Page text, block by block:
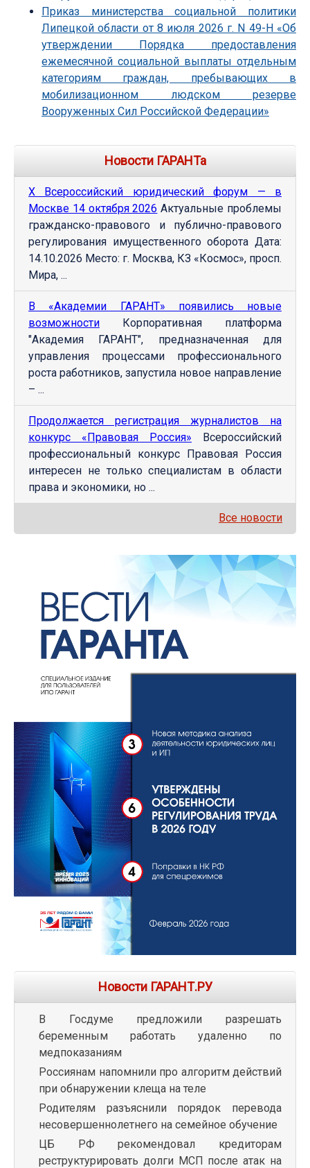
Приказ министерства социальной политики
Липецкой области от 8 июля 2026 г. N 49-Н «Об
утверждении Порядка предоставления
ежемесячной социальной выплаты отдельным
категориям граждан, пребывающих в
мобилизационном людском резерве
Вооруженных Сил Российской Федерации»
Новости ГАРАНТа
Х Всероссийский юридический форум — в
Москве 14 октября 2026 Актуальные проблемы
гражданско-правового и публично-правового
регулирования имущественного оборота Дата:
14.10.2026 Место: г. Москва, КЗ «Космос», просп.
Мира, ...
В «Академии ГАРАНТ» появились новые
возможности Корпоративная платформа
"Академия ГАРАНТ", предназначенная для
управления процессами профессионального
роста работников, запустила новое направление
– ...
Продолжается регистрация журналистов на
конкурс «Правовая Россия» Всероссийский
профессиональный конкурс Правовая Россия
интересен не только специалистам в области
права и экономики, но ...
Все новости
Новости ГАРАНТ.РУ
В Госдуме предложили разрешать
беременным работать удаленно по
медпоказаниям
Россиянам напомнили про алгоритм действий
при обнаружении клеща на теле
Родителям разъяснили порядок перевода
несовершеннолетнего на семейное обучение
ЦБ РФ рекомендовал кредиторам
реструктурировать долги МСП после атак на